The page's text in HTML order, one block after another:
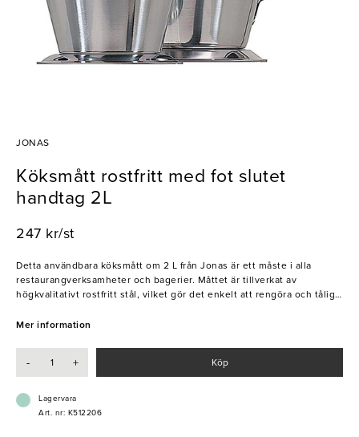
JONAS
Köksmått rostfritt med fot slutet
handtag 2L
247 kr/st
Detta användbara köksmått om 2 L från Jonas är ett måste i alla
restaurangverksamheter och bagerier. Måttet är tillverkat av
högkvalitativt rostfritt stål, vilket gör det enkelt att rengöra och tåligt
greppa och med en bred fot står stadigt på köksbänken-
- Slittålig
Mer information
- + Köp
Lagervara
Art. nr: K512206